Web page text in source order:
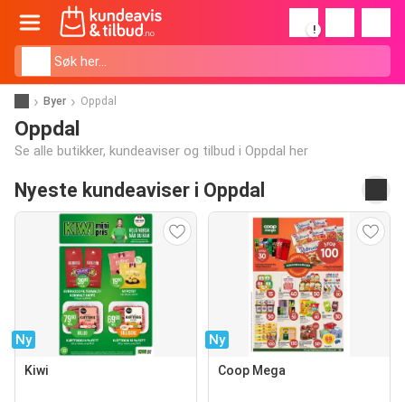
!
Byer Oppdal
Oppdal
Se alle butikker, kundeaviser og tilbud i Oppdal her
Nyeste kundeaviser i Oppdal
Ny
Kiwi
Ny
Coop Mega